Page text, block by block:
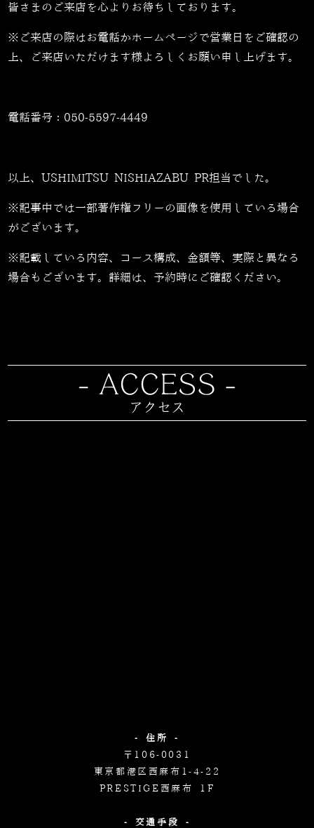
皆さまのご来店を心よりお待ちしております。
※ご来店の際はお電話かホームページで営業日をご確認の
上、ご来店いただけます様よろしくお願い申し上げます。
電話番号： 050-5597-4449
以上、USHIMITSU NISHIAZABU PR担当でした。
※記事中では一部著作権フリーの画像を使用している場合
がございます。
※記載している内容、コース構成、金額等、実際と異なる
場合もございます。詳細は、予約時にご確認ください。
- 住所 -
〒106-0031
東京都港区西麻布1-4-22
PRESTIGE西麻布 1F
- 交通手段 -